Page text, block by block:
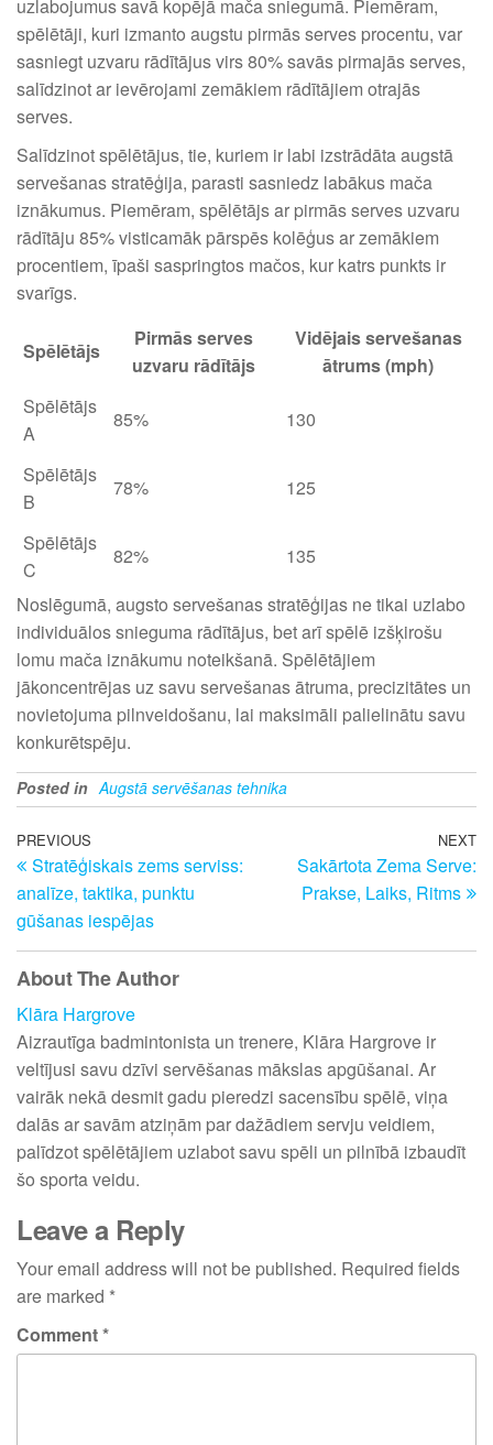
uzlabojumus savā kopējā mača sniegumā. Piemēram,
spēlētāji, kuri izmanto augstu pirmās serves procentu, var
sasniegt uzvaru rādītājus virs 80% savās pirmajās serves,
salīdzinot ar ievērojami zemākiem rādītājiem otrajās
serves.
Salīdzinot spēlētājus, tie, kuriem ir labi izstrādāta augstā
servešanas stratēģija, parasti sasniedz labākus mača
iznākumus. Piemēram, spēlētājs ar pirmās serves uzvaru
rādītāju 85% visticamāk pārspēs kolēģus ar zemākiem
procentiem, īpaši saspringtos mačos, kur katrs punkts ir
svarīgs.
Spēlētājs
Pirmās serves
uzvaru rādītājs
Vidējais servešanas
ātrums (mph)
Spēlētājs
A
85% 130
Spēlētājs
B
78% 125
Spēlētājs
C
82%
135
Noslēgumā, augsto servešanas stratēģijas ne tikai uzlabo
individuālos snieguma rādītājus, bet arī spēlē izšķirošu
lomu mača iznākumu noteikšanā. Spēlētājiem
jākoncentrējas uz savu servešanas ātruma, precizitātes un
novietojuma pilnveidošanu, lai maksimāli palielinātu savu
konkurētspēju.
Posted in Augstā servēšanas tehnika
Post
navigation
Previous
Post
PREVIOUS
Stratēģiskais zems serviss:
analīze, taktika, punktu
gūšanas iespējas
NEXT
Sakārtota Zema Serve:
Prakse, Laiks, Ritms
About The Author
Klāra Hargrove
Aizrautīga badmintonista un trenere, Klāra Hargrove ir
veltījusi savu dzīvi servēšanas mākslas apgūšanai. Ar
vairāk nekā desmit gadu pieredzi sacensību spēlē, viņa
dalās ar savām atziņām par dažādiem servju veidiem,
palīdzot spēlētājiem uzlabot savu spēli un pilnībā izbaudīt
šo sporta veidu.
Leave a Reply
Your email address will not be published. Required fields
are marked *
Comment*